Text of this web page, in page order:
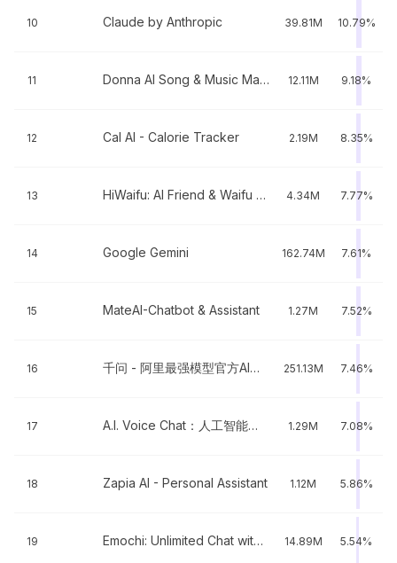
10 Claude by Anthropic 39.81M 10.79%
11 Donna AI Song & Music Maker 12.11M 9.18%
12 Cal AI - Calorie Tracker 2.19M 8.35%
13 HiWaifu: AI Friend & Waifu Hub 4.34M 7.77%
14 Google Gemini 162.74M 7.61%
15 MateAI-Chatbot & Assistant 1.27M 7.52%
16 千问 - 阿里最强模型官方AI助手 251.13M 7.46%
17 A.I. Voice Chat：人工智能中文语音聊天 1.29M 7.08%
18 Zapia AI - Personal Assistant 1.12M 5.86%
19 Emochi: Unlimited Chat with AI 14.89M 5.54%